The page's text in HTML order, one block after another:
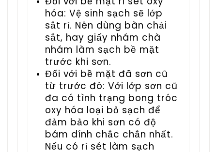
hóa: Vệ sinh sạch sẽ lớp
sắt rỉ. Nên dùng bàn chải
sắt, hay giấy nhám chà
nhám làm sạch bề mặt
trước khi sơn.
Đối với bề mặt đã sơn cũ
từ trước đó: Với lớp sơn cũ
đa có tình trạng bong tróc
oxy hóa loại bỏ sạch để
đảm bảo khi sơn có độ
bám dính chắc chắn nhất.
Nếu có rỉ sét làm sạch